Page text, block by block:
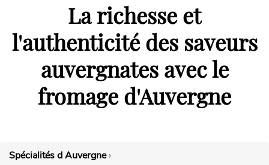
La richesse et
l'authenticité des saveurs
auvergnates avec le
fromage d'Auvergne
Spécialités d Auvergne›